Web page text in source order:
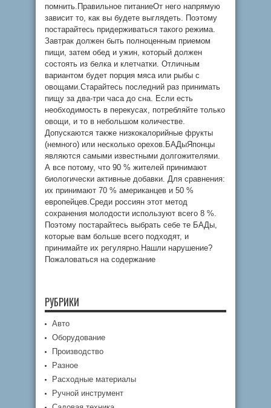
помнить.Правильное питаниеОт него напрямую
зависит то, как вы будете выглядеть. Поэтому
постарайтесь придерживаться такого режима.
Завтрак должен быть полноценным приемом
пищи, затем обед и ужин, который должен
состоять из белка и клетчатки. Отличным
вариантом будет порция мяса или рыбы с
овощами.Старайтесь последний раз принимать
пищу за два-три часа до сна. Если есть
необходимость в перекусах, потребляйте только
овощи, и то в небольшом количестве.
Допускаются также низкокалорийные фрукты
(немного) или несколько орехов.БАДыЯпонцы
являются самыми известными долгожителями.
А все потому, что 90 % жителей принимают
биологически активные добавки. Для сравнения:
их принимают 70 % американцев и 50 %
европейцев.Среди россиян этот метод
сохранения молодости используют всего 8 %.
Поэтому постарайтесь выбрать себе те БАДы,
которые вам больше всего подходят, и
принимайте их регулярно.Нашли нарушение?
Пожаловаться на содержание
РУБРИКИ
Авто
Оборудование
Производство
Разное
Расходные материалы
Ручной инструмент